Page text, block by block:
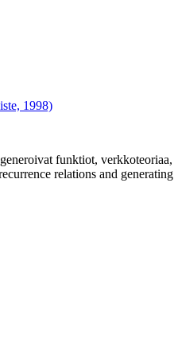
1998)
funktiot, verkkoteoriaa,
relations and